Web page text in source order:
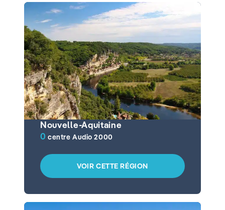
Nouvelle-Aquitaine
0 centre Audio 2000
VOIR CETTE RÉGION